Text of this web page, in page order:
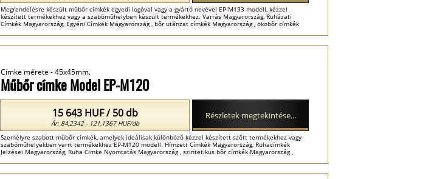
Megrendelésre készült műbőr címkék egyedi logóval vagy a gyártó nevével EP-M133 modell, kézzel
készített termékekhez vagy a szabóműhelyben készült termékekhez. Varrás Magyarország, Ruházati
Címkék Magyarország, Egyéni Címkék Magyarország , bőr utánzat címkék Magyarország , ökobőr címkék
Műbőr címke Model EP-M120
Címke mérete - 45x45mm.
Személyre szabott műbőr címkék, amelyek ideálisak különböző kézzel készített szőtt termékekhez vagy
szabóműhelyekben varrt termékekhez EP-M120 modell. Hímzett Címkék Magyarország, Ruhacímkék
Jelzései Magyarország, Ruha Cimke Nyomtatás Magyarország , szintetikus bőr címkék Magyarország ,
15 643 HUF / 50 db
Ár: 84,2342 - 121,1367 HUF/db
Részletek megtekintése...